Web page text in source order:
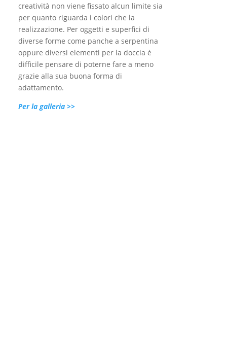
creatività non viene fissato alcun limite sia
per quanto riguarda i colori che la
realizzazione. Per oggetti e superfici di
diverse forme come panche a serpentina
oppure diversi elementi per la doccia è
difficile pensare di poterne fare a meno
grazie alla sua buona forma di
adattamento.
Per la galleria >>